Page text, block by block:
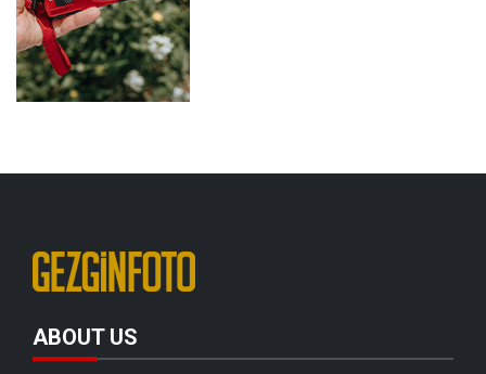
ABOUT US